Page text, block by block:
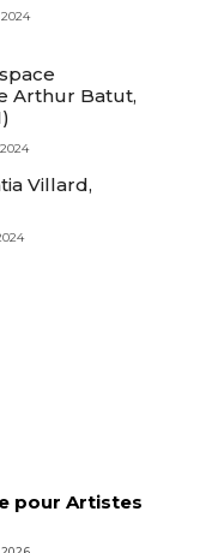
Arthur Batut,
Villard,
pour Artistes